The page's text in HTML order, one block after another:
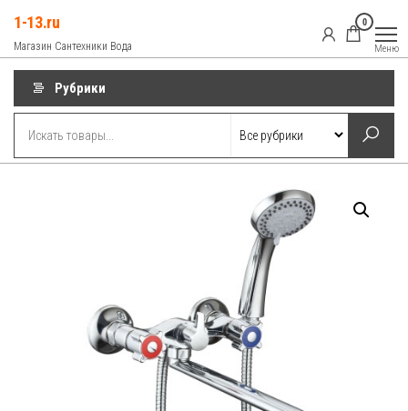
содержимому
1-13.ru
Магазин Сантехники Вода
0
Меню
Рубрики